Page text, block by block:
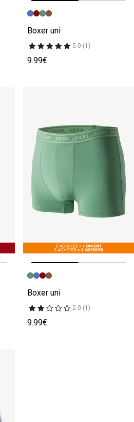
Image précédente
Image suivante
Boxer uni
5.0 (1)
9.99€
Image précédente
Image suivante
Boxer uni
2.0 (1)
9.99€